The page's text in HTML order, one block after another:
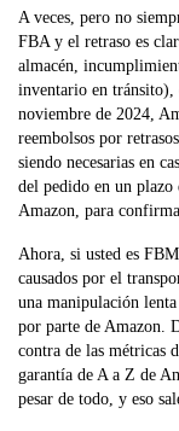
A veces, pero no
FBA y el retraso es
almacén,
inventario en tránsito),
noviembre de 2024,
reembolsos por
siendo necesarias en
del pedido en un plazo
Amazon, para
Ahora, si usted es
causados por el
una manipulación
por parte de Amazon.
contra de las métricas
garantía de A a Z de
pesar de todo, y eso